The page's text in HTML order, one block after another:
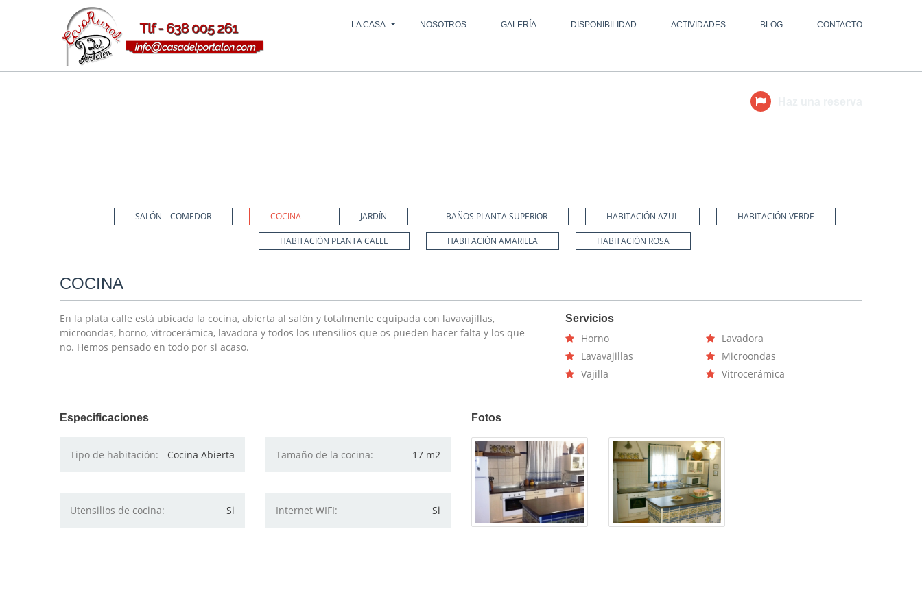
LA CASA NOSOTROS GALERÍA DISPONIBILIDAD ACTIVIDADES BLOG CONTACTO
Home
SALÓN – COMEDOR COCINA JARDÍN BAÑOS PLANTA SUPERIOR HABITACIÓN AZUL HABITACIÓN VERDE
HABITACIÓN PLANTA CALLE HABITACIÓN AMARILLA HABITACIÓN ROSA
COCINA
En la plata calle está ubicada la cocina, abierta al salón y totalmente equipada con lavavajillas,
microondas, horno, vitrocerámica, lavadora y todos los utensilios que os pueden hacer falta y los que
no. Hemos pensado en todo por si acaso.
Servicios
Horno
Lavadora
Lavavajillas
Microondas
Vajilla
Vitrocerámica
Especificaciones
Tipo de habitación: Cocina Abierta Tamaño de la cocina: 17 m2
Utensilios de cocina: Si Internet WIFI: Si
Fotos